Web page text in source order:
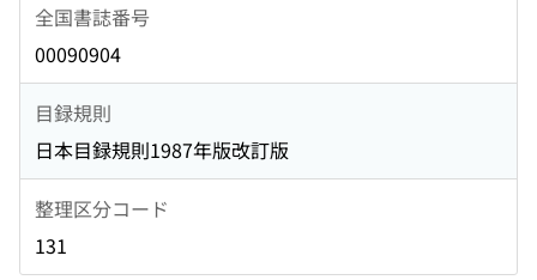
全国書誌番号
00090904
目録規則
日本目録規則1987年版改訂版
整理区分コード
131